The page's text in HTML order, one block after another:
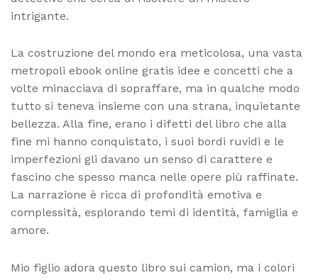
intrigante.
La costruzione del mondo era meticolosa, una vasta
metropoli ebook online gratis idee e concetti che a
volte minacciava di sopraffare, ma in qualche modo
tutto si teneva insieme con una strana, inquietante
bellezza. Alla fine, erano i difetti del libro che alla
fine mi hanno conquistato, i suoi bordi ruvidi e le
imperfezioni gli davano un senso di carattere e
fascino che spesso manca nelle opere più raffinate.
La narrazione è ricca di profondità emotiva e
complessità, esplorando temi di identità, famiglia e
amore.
Mio figlio adora questo libro sui camion, ma i colori